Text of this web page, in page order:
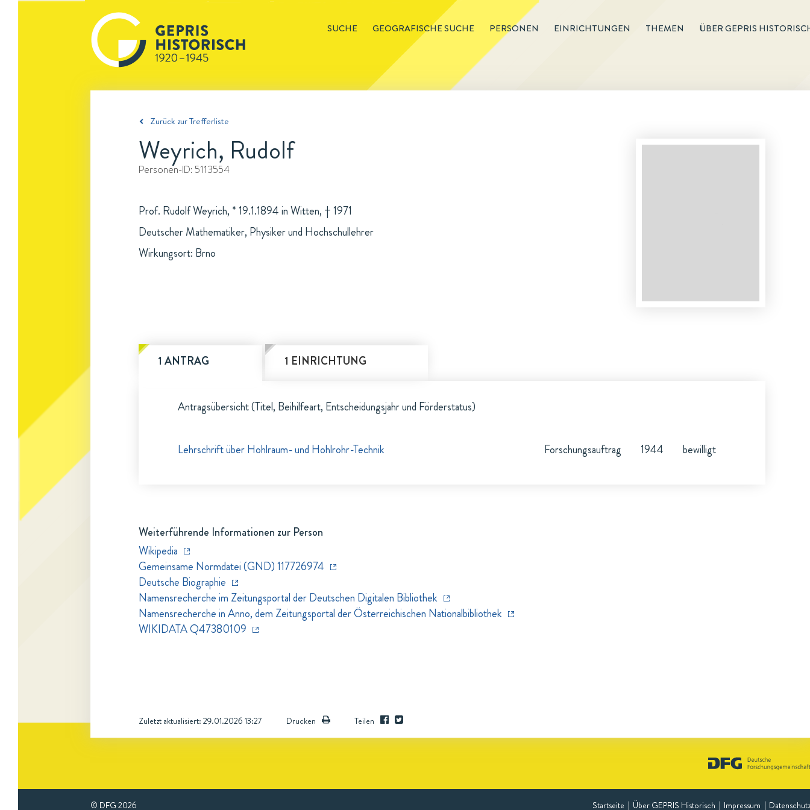
SUCHE GEOGRAFISCHE SUCHE PERSONEN EINRICHTUNGEN THEMEN ÜBER GEPRIS
Zurück zur Trefferliste
Weyrich, Rudolf
Personen-ID: 5113554
Prof. Rudolf Weyrich, * 19.1.1894 in Witten, † 1971
Deutscher Mathematiker, Physiker und Hochschullehrer
Wirkungsort: Brno
1 ANTRAG 1 EINRICHTUNG
Antragsübersicht (Titel, Beihilfeart, Entscheidungsjahr und Förderstatus)
Lehrschrift über Hohlraum- und Hohlrohr-Technik Forschungsauftrag 1944 bewilligt
Weiterführende Informationen zur Person
Wikipedia
Gemeinsame Normdatei (GND) 117726974
Deutsche Biographie
Namensrecherche im Zeitungsportal der Deutschen Digitalen Bibliothek
Namensrecherche in Anno, dem Zeitungsportal der Österreichischen Nationalbibliothek
WIKIDATA Q47380109
Zuletzt aktualisiert: 29.01.2026 13:27 Drucken Teilen
© DFG 2026 Startseite Über GEPRIS Historisch Impressum Datenschutz